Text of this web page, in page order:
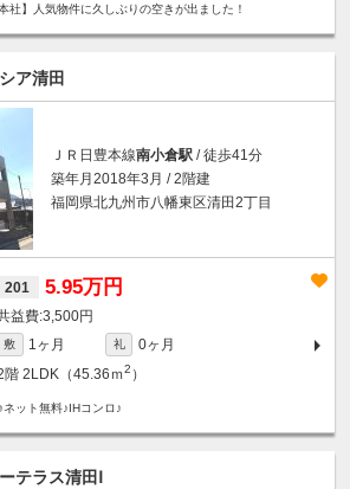
社】人気物件に久しぶりの空きが出ました！
ア清田
ＪＲ日豊本線南小倉駅 / 徒歩41分
築年月2018年3月 / 2階建
福岡県北九州市八幡東区清田2丁目
201 5.95万円
3,500円
敷 1ヶ月 礼
0ヶ月
階 2LDK（45.36ｍ2 ）
ット無料♪IHコンロ♪
テラス清田Ⅰ